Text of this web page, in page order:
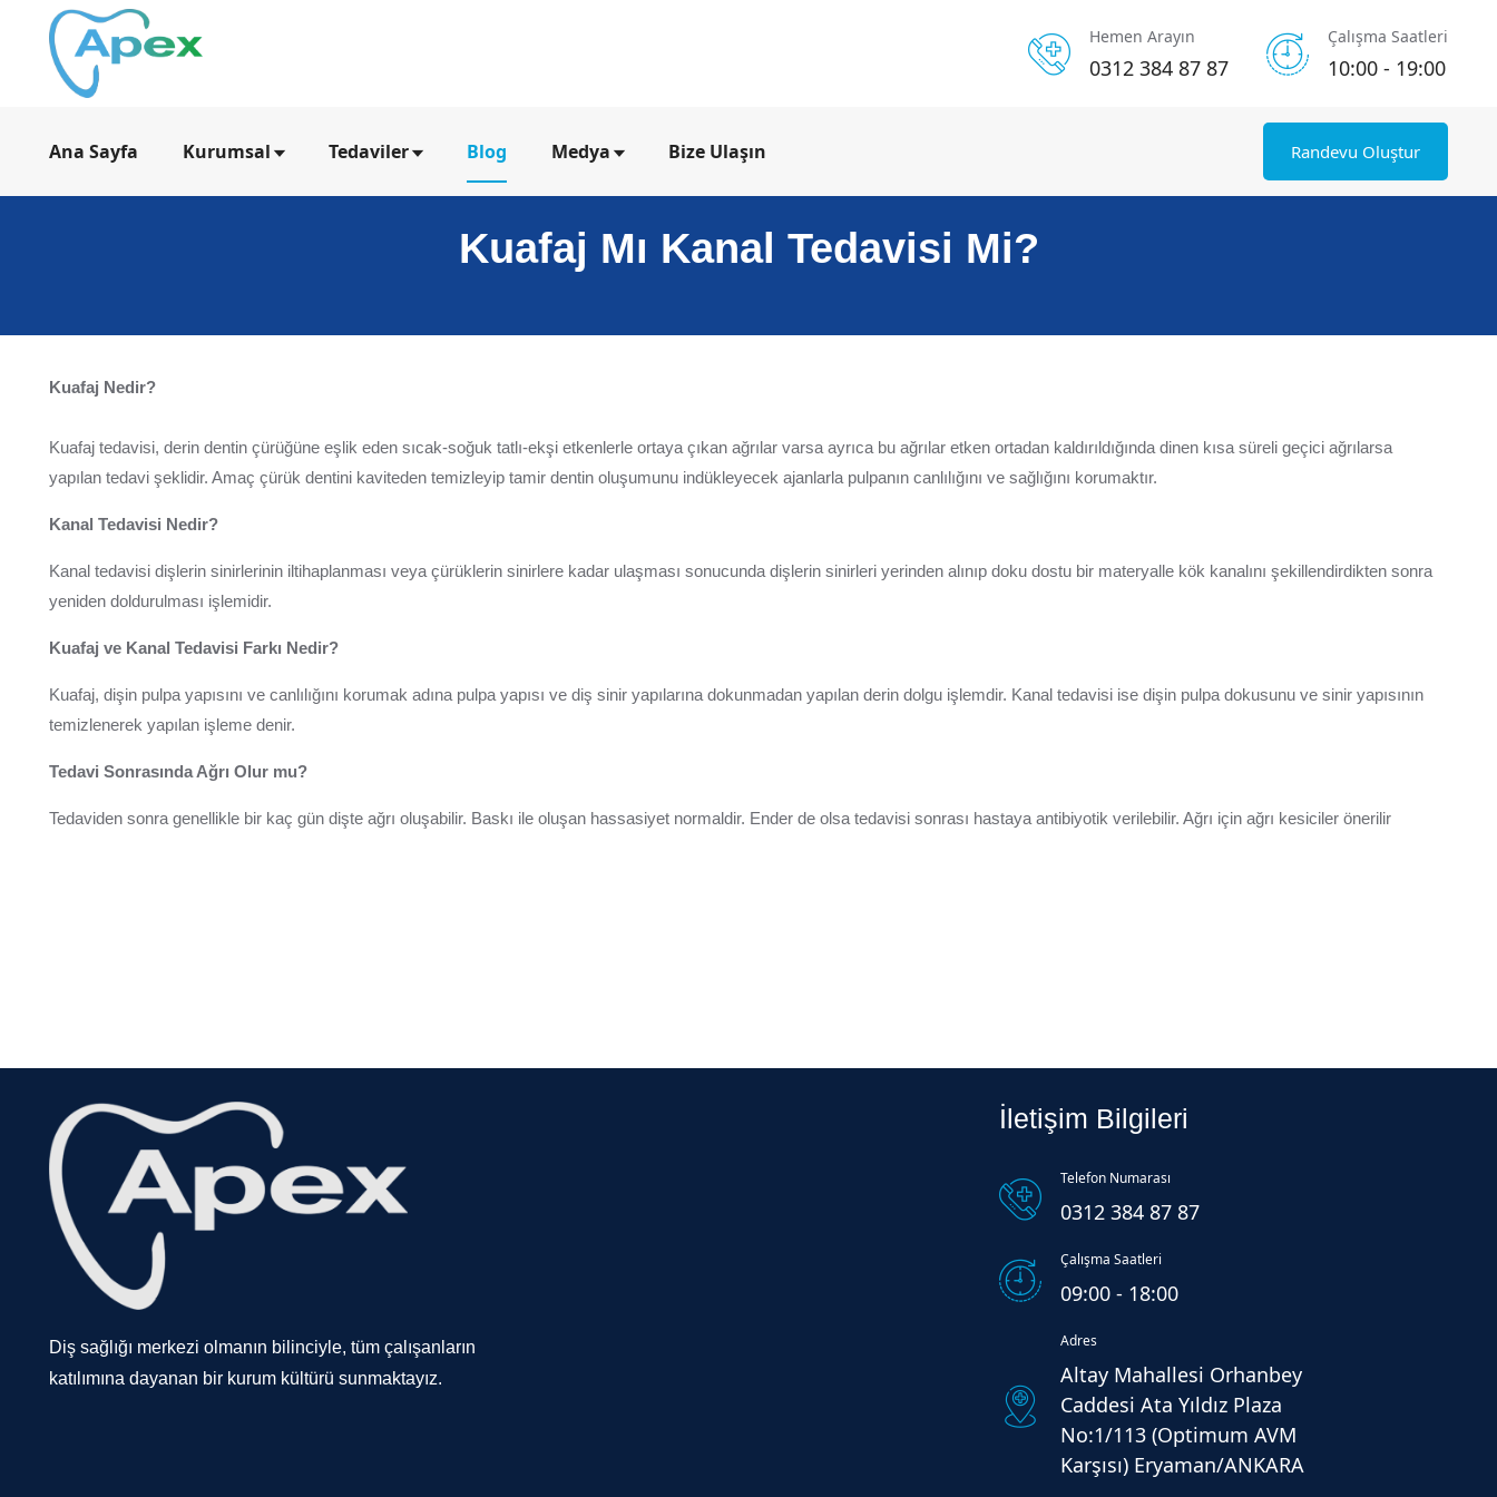
Hemen Arayın
0312 384 87 87
Çalışma Saatleri
10:00 - 19:00
Ana Sayfa Kurumsal Tedaviler Blog Medya Bize Ulaşın Randevu Oluştur
Kuafaj Mı Kanal Tedavisi Mi?
Kuafaj Nedir?
Kuafaj tedavisi, derin dentin çürüğüne eşlik eden sıcak-soğuk tatlı-ekşi etkenlerle ortaya çıkan ağrılar varsa ayrıca bu ağrılar etken ortadan kaldırıldığında dinen kısa süreli geçici ağrılarsa
yapılan tedavi şeklidir. Amaç çürük dentini kaviteden temizleyip tamir dentin oluşumunu indükleyecek ajanlarla pulpanın canlılığını ve sağlığını korumaktır.
Kanal Tedavisi Nedir?
Kanal tedavisi dişlerin sinirlerinin iltihaplanması veya çürüklerin sinirlere kadar ulaşması sonucunda dişlerin sinirleri yerinden alınıp doku dostu bir materyalle kök kanalını şekillendirdikten sonra
yeniden doldurulması işlemidir.
Kuafaj ve Kanal Tedavisi Farkı Nedir?
Kuafaj, dişin pulpa yapısını ve canlılığını korumak adına pulpa yapısı ve diş sinir yapılarına dokunmadan yapılan derin dolgu işlemdir. Kanal tedavisi ise dişin pulpa dokusunu ve sinir yapısının
temizlenerek yapılan işleme denir.
Tedavi Sonrasında Ağrı Olur mu?
Tedaviden sonra genellikle bir kaç gün dişte ağrı oluşabilir. Baskı ile oluşan hassasiyet normaldir. Ender de olsa tedavisi sonrası hastaya antibiyotik verilebilir. Ağrı için ağrı kesiciler önerilir
Diş sağlığı merkezi olmanın bilinciyle, tüm çalışanların
katılımına dayanan bir kurum kültürü sunmaktayız.
İletişim Bilgileri
Telefon Numarası
0312 384 87 87
Çalışma Saatleri
09:00 - 18:00
Adres
Altay Mahallesi Orhanbey
Caddesi Ata Yıldız Plaza
No:1/113 (Optimum AVM
Karşısı) Eryaman/ANKARA